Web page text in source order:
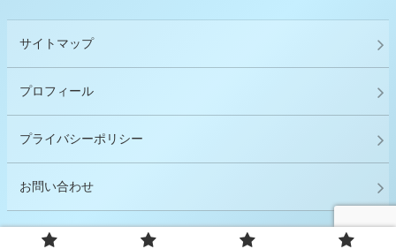
サイトマップ
プロフィール
プライバシーポリシー
お問い合わせ